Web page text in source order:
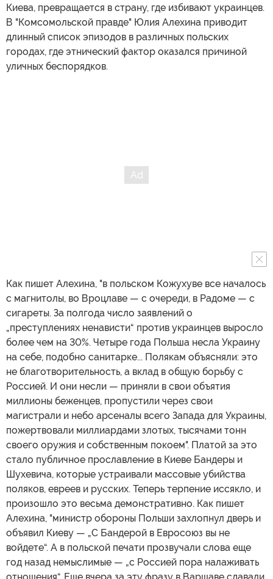
Киева, превращается в страну, где избивают украинцев.
В "Комсомольской правде" Юлия Алехина приводит
длинный список эпизодов в различных польских
городах, где этнический фактор оказался причиной
уличных беспорядков.
Как пишет Алехина, "в польском Кожухуве все началось
с магнитолы, во Вроцлаве — с очереди, в Радоме — с
сигареты. За полгода число заявлений о
„преступлениях ненависти“ против украинцев выросло
более чем на 30%. Четыре года Польша несла Украину
на себе, подобно санитарке... Полякам объясняли: это
не благотворительность, а вклад в общую борьбу с
Россией. И они несли — приняли в свои объятия
миллионы беженцев, пропустили через свои
магистрали и небо арсеналы всего Запада для Украины,
пожертвовали миллиардами злотых, тысячами тонн
своего оружия и собственным покоем". Платой за это
стало публичное прославление в Киеве Бандеры и
Шухевича, которые устраивали массовые убийства
поляков, евреев и русских. Теперь терпение иссякло, и
произошло это весьма демонстративно. Как пишет
Алехина, "министр обороны Польши захлопнул дверь и
объявил Киеву — „С Бандерой в Евросоюз вы не
войдете“. А в польской печати прозвучали слова еще
год назад немыслимые — „с Россией пора налаживать